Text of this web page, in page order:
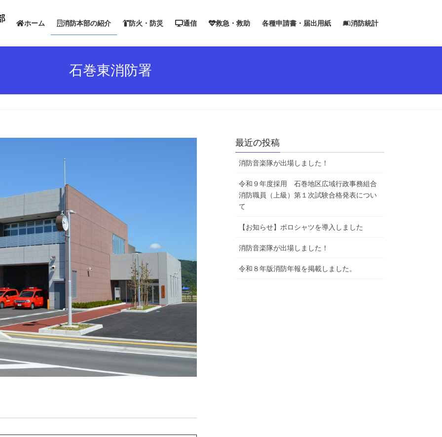
ホーム 消防本部の紹介 防火・防災 通信 救急・救助 各種申請書・届出用紙 消防統計
石巻東消防署
最近の投稿
消防音楽隊が出場しました！
令和９年度採用 石巻地区広域行政事務組合
消防職員（上級）第１次試験合格発表につい
て
【お知らせ】ポロシャツを導入しました
消防音楽隊が出場しました！
令和８年版消防年報を掲載しました。